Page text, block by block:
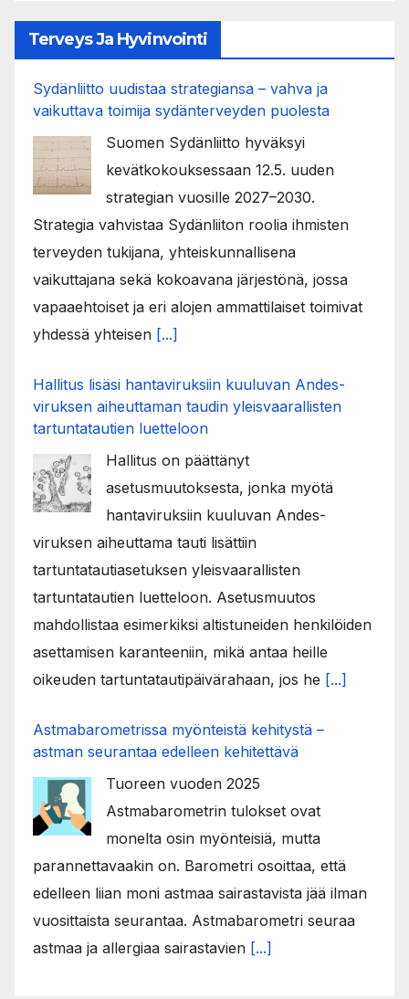
Terveys Ja Hyvinvointi
Sydänliitto uudistaa strategiansa – vahva ja
vaikuttava toimija sydänterveyden puolesta
Suomen Sydänliitto hyväksyi
kevätkokouksessaan 12.5. uuden
strategian vuosille 2027–2030.
Strategia vahvistaa Sydänliiton roolia ihmisten
terveyden tukijana, yhteiskunnallisena
vaikuttajana sekä kokoavana järjestönä, jossa
vapaaehtoiset ja eri alojen ammattilaiset toimivat
yhdessä yhteisen [...]
Hallitus lisäsi hantaviruksiin kuuluvan Andes-
viruksen aiheuttaman taudin yleisvaarallisten
tartuntatautien luetteloon
Hallitus on päättänyt
asetusmuutoksesta, jonka myötä
hantaviruksiin kuuluvan Andes-
viruksen aiheuttama tauti lisättiin
tartuntatautiasetuksen yleisvaarallisten
tartuntatautien luetteloon. Asetusmuutos
mahdollistaa esimerkiksi altistuneiden henkilöiden
asettamisen karanteeniin, mikä antaa heille
oikeuden tartuntatautipäivärahaan, jos he [...]
Astmabarometrissa myönteistä kehitystä –
astman seurantaa edelleen kehitettävä
Tuoreen vuoden 2025
Astmabarometrin tulokset ovat
monelta osin myönteisiä, mutta
parannettavaakin on. Barometri osoittaa, että
edelleen liian moni astmaa sairastavista jää ilman
vuosittaista seurantaa. Astmabarometri seuraa
astmaa ja allergiaa sairastavien [...]